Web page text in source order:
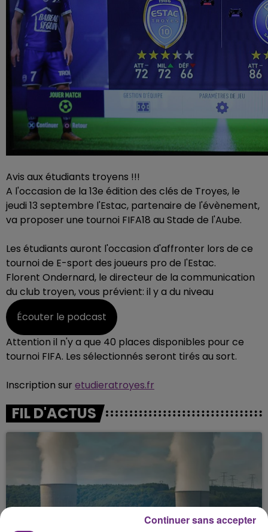
Avis aux étudiants troyens !!!
A l'occasion de la 13e édition des clés de Troyes, le
jeudi 13 septembre l'Estac, partenaire de l'évènement,
va proposer une tournoi FIFA18 au Stade de l'Aube.
Les étudiants auront l'occasion d'affronter lors de ce
tournoi de E-sport des joueurs pro de l'Estac.
Florent Ondernard, le directeur de la communication
du club troyen, vous prévient: il y a du niveau
Écouter le podcast
Attention il n'y a que 40 places disponibles pour ce
tournoi FIFA. Les sélectionnés seront tirés au sort.
Inscription sur etudieratroyes.fr
FIL D'ACTUS
Continuer sans accepter